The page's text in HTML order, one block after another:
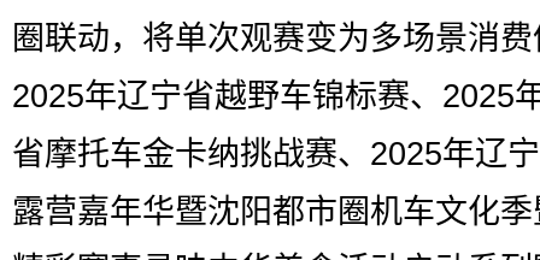
圈联动，将单次观赛变为多场景消
2025年辽宁省越野车锦标赛、2025
省摩托车金卡纳挑战赛、2025年辽
露营嘉年华暨沈阳都市圈机车文化